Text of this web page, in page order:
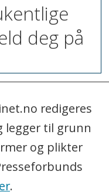
deg på
redigeres
legger til grunn
og plikter
.